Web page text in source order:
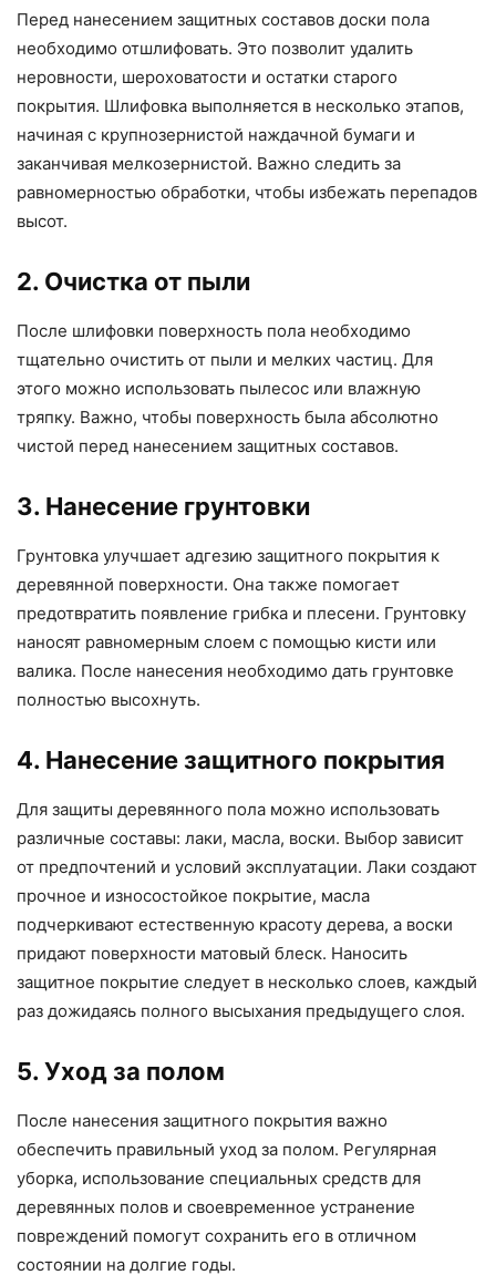
Перед нанесением защитных составов доски пола
необходимо отшлифовать. Это позволит удалить
неровности, шероховатости и остатки старого
покрытия. Шлифовка выполняется в несколько этапов,
начиная с крупнозернистой наждачной бумаги и
заканчивая мелкозернистой. Важно следить за
равномерностью обработки, чтобы избежать перепадов
высот.
2. Очистка от пыли
После шлифовки поверхность пола необходимо
тщательно очистить от пыли и мелких частиц. Для
этого можно использовать пылесос или влажную
тряпку. Важно, чтобы поверхность была абсолютно
чистой перед нанесением защитных составов.
3. Нанесение грунтовки
Грунтовка улучшает адгезию защитного покрытия к
деревянной поверхности. Она также помогает
предотвратить появление грибка и плесени. Грунтовку
наносят равномерным слоем с помощью кисти или
валика. После нанесения необходимо дать грунтовке
полностью высохнуть.
4. Нанесение защитного покрытия
Для защиты деревянного пола можно использовать
различные составы: лаки, масла, воски. Выбор зависит
от предпочтений и условий эксплуатации. Лаки создают
прочное и износостойкое покрытие, масла
подчеркивают естественную красоту дерева, а воски
придают поверхности матовый блеск. Наносить
защитное покрытие следует в несколько слоев, каждый
раз дожидаясь полного высыхания предыдущего слоя.
5. Уход за полом
После нанесения защитного покрытия важно
обеспечить правильный уход за полом. Регулярная
уборка, использование специальных средств для
деревянных полов и своевременное устранение
повреждений помогут сохранить его в отличном
состоянии на долгие годы.